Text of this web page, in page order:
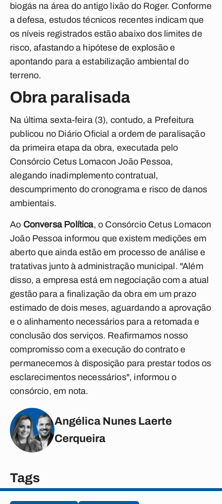
biogás na área do antigo lixão do Roger. Conforme
a defesa, estudos técnicos recentes indicam que
os níveis registrados estão abaixo dos limites de
risco, afastando a hipótese de explosão e
apontando para a estabilização ambiental do
terreno.
Obra paralisada
Na última sexta-feira (3), contudo, a Prefeitura
publicou no Diário Oficial a ordem de paralisação
da primeira etapa da obra, executada pelo
Consórcio Cetus Lomacon João Pessoa,
alegando inadimplemento contratual,
descumprimento do cronograma e risco de danos
ambientais.
Ao Conversa Política, o Consórcio Cetus Lomacon
João Pessoa informou que existem medições em
aberto que ainda estão em processo de análise e
tratativas junto à administração municipal. "Além
disso, a empresa está em negociação com a atual
gestão para a finalização da obra em um prazo
estimado de dois meses, aguardando a aprovação
e o alinhamento necessários para a retomada e
conclusão dos serviços. Reafirmamos nosso
compromisso com a execução do contrato e
permanecemos à disposição para prestar todos os
esclarecimentos necessários", informou o
consórcio, em nota.
Angélica Nunes Laerte
Cerqueira
Tags